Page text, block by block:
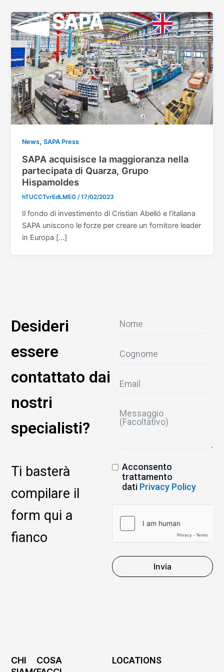
contenuto
News,SAPA Press
SAPA acquisisce la maggioranza nella
partecipata di Quarza, Grupo
Hispamoldes
hTUCCTvrEdLMEG/17/02/2023
Il fondo di investimento di Cristian Abelló e l’italiana
SAPA uniscono le forze per creare un fornitore leader
in Europa […]
Desideri
essere
contattato dai
nostri
specialisti?
Ti basterà
compilare il
form qui a
fianco
Acconsento
trattamento
dati Privacy Policy
Invia
CHI
COSA
LOCATIONS